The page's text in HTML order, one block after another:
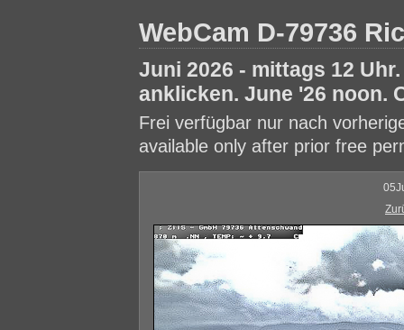
WebCam D-79736
Juni 2026 - mittags 12
anklicken. June '26 noon.
Frei verfügbar nur nach
available only after prior free